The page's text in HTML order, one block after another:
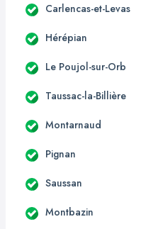
Carlencas-et-Levas
Hérépian
Le Poujol-sur-Orb
Taussac-la-Billière
Montarnaud
Pignan
Saussan
Montbazin